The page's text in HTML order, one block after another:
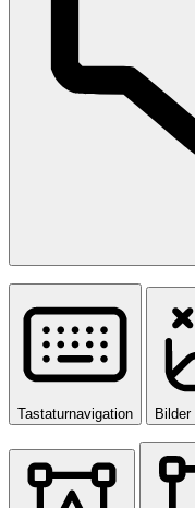
Tastaturnavigation